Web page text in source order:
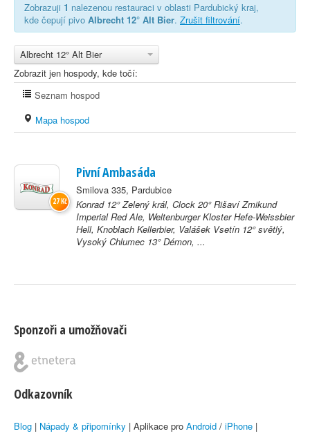
Zobrazuji 1 nalezenou restauraci v oblasti Pardubický kraj,
kde čepují pivo Albrecht 12° Alt Bier. Zrušit filtrování.
Albrecht 12° Alt Bier
Zobrazit jen hospody, kde točí:
Seznam hospod
Mapa hospod
Pivní Ambasáda
Smilova 335, Pardubice
Konrad 12° Zelený král, Clock 20° Rišaví Zmikund
Imperial Red Ale, Weltenburger Kloster Hefe-Weissbier
Hell, Knoblach Kellerbier, Valášek Vsetín 12° světlý,
Vysoký Chlumec 13° Démon, ...
27 Kč
Sponzoři a umožňovači
Odkazovník
Blog | Nápady & připomínky | Aplikace pro Android / iPhone |